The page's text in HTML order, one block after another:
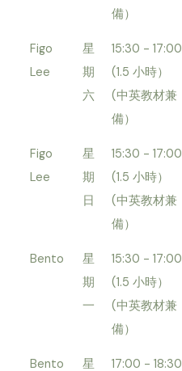
備）
Figo
Lee
星
期
六
15:30 - 17:00
(1.5 小時）
(中英教材兼
備）
Figo
Lee
星
期
日
15:30 - 17:00
(1.5 小時）
(中英教材兼
備）
Bento
星
期
一
15:30 - 17:00
(1.5 小時）
(中英教材兼
備）
Bento 星 17:00 - 18:30